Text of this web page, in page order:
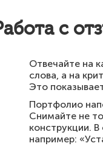
с
Отвечайте на
слова, а на
Это
Портфолио
Снимайте не
конструкции.
например: